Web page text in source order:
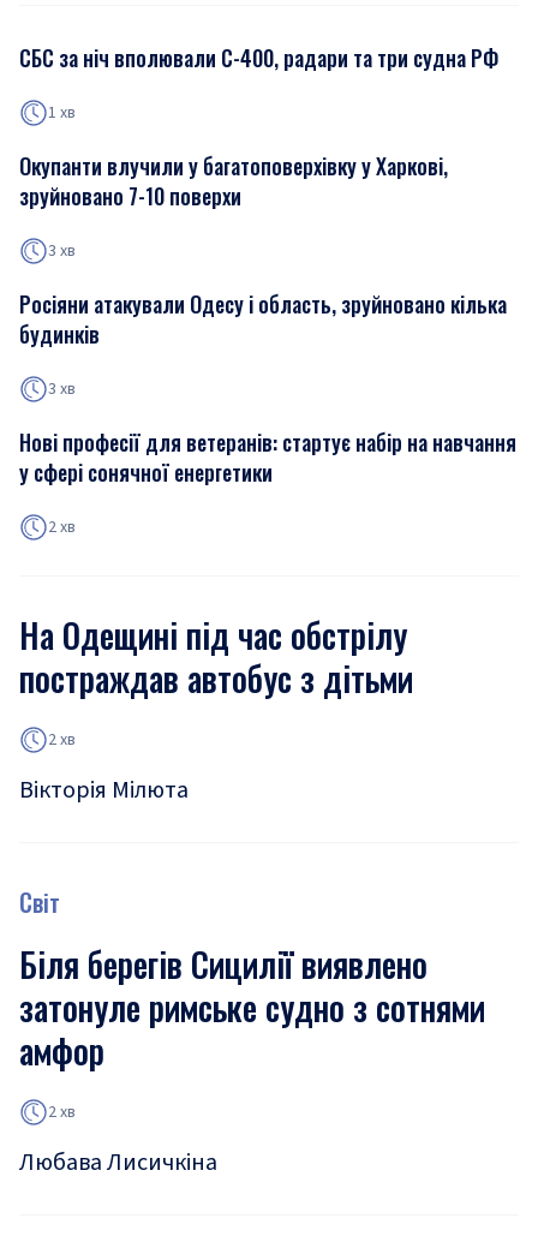
СБС за ніч вполювали С-400, радари та три судна РФ
1 хв
Окупанти влучили у багатоповерхівку у Харкові,
зруйновано 7-10 поверхи
3 хв
Росіяни атакували Одесу і область, зруйновано кілька
будинків
3 хв
Нові професії для ветеранів: стартує набір на навчання
у сфері сонячної енергетики
2 хв
На Одещині під час обстрілу
постраждав автобус з дітьми
2 хв
Вікторія Мілюта
Світ
Біля берегів Сицилії виявлено
затонуле римське судно з сотнями
амфор
2 хв
Любава Лисичкіна